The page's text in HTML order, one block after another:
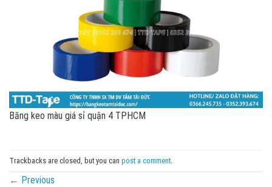
Băng keo màu giá sỉ quận 4 TPHCM
Trackbacks are closed, but you can post a comment
← Previous